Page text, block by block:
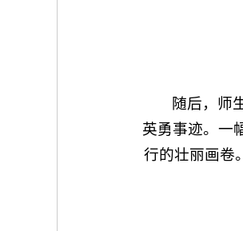
随后，师
英勇事迹。一
行的壮丽画卷